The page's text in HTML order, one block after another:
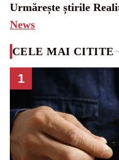
Urmărește știrile
News
CELE MAI CITITE
1